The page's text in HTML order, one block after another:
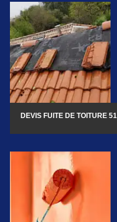
DEVIS FUITE DE TOITURE 51